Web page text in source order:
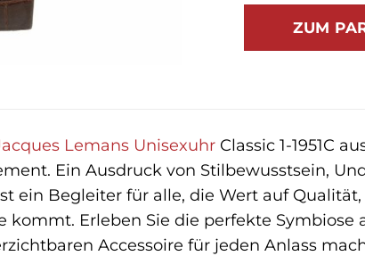
ZUM
Lemans UnisexuhrClassic 1-1951C
Ein Ausdruck von Stilbewusstsein,
ein Begleiter für alle, die Wert auf
kommt. Erleben Sie die perfekte
Accessoire für jeden Anlass